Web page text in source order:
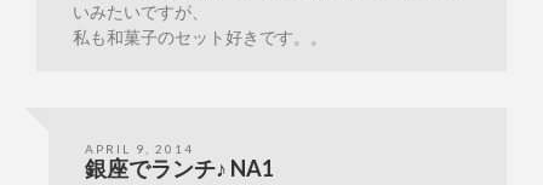
いみたいですが、
私も和菓子のセット好きです。。
APRIL 9, 2014
銀座でランチ♪ NA1